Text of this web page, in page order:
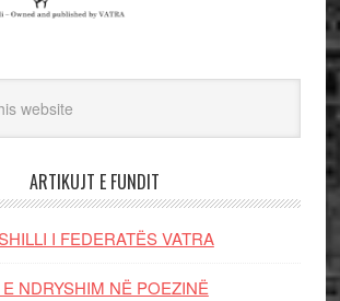
ARTIKUJT E FUNDIT
I FEDERATËS VATRA
NDRYSHIM NË POEZINË